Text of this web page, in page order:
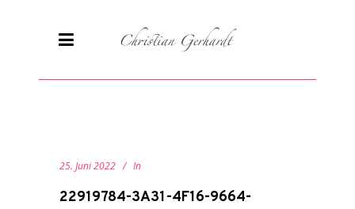
25. Juni 2022 In
22919784-3A31-4F16-9664-